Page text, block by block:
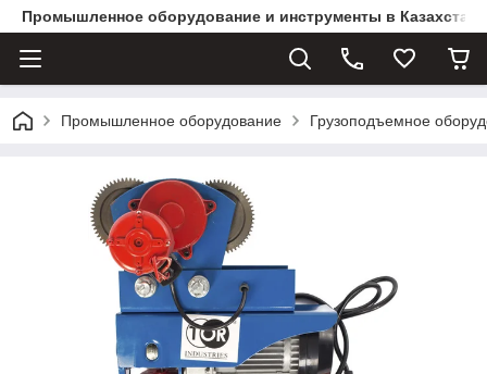
Промышленное оборудование и инструменты в
Промышленное оборудование Грузоподъемное